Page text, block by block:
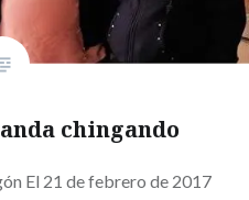
chingando
El 21 de febrero de 2017